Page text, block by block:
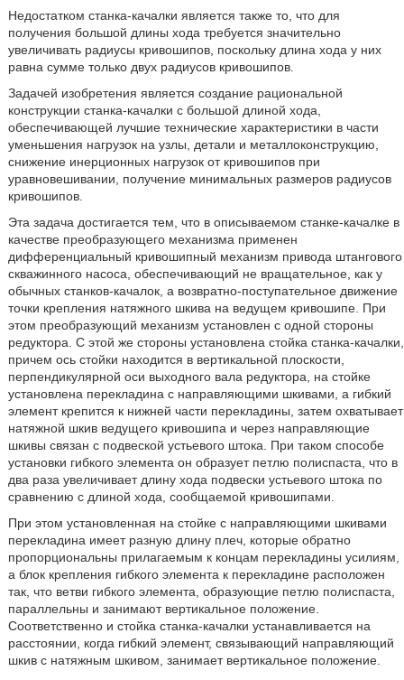
Недостатком станка-качалки является также то, что для
получения большой длины хода требуется значительно
увеличивать радиусы кривошипов, поскольку длина хода у них
равна сумме только двух радиусов кривошипов.
Задачей изобретения является создание рациональной
конструкции станка-качалки с большой длиной хода,
обеспечивающей лучшие технические характеристики в части
уменьшения нагрузок на узлы, детали и металлоконструкцию,
снижение инерционных нагрузок от кривошипов при
уравновешивании, получение минимальных размеров радиусов
кривошипов.
Эта задача достигается тем, что в описываемом станке-качалке в
качестве преобразующего механизма применен
дифференциальный кривошипный механизм привода штангового
скважинного насоса, обеспечивающий не вращательное, как у
обычных станков-качалок, а возвратно-поступательное движение
точки крепления натяжного шкива на ведущем кривошипе. При
этом преобразующий механизм установлен с одной стороны
редуктора. С этой же стороны установлена стойка станка-качалки,
причем ось стойки находится в вертикальной плоскости,
перпендикулярной оси выходного вала редуктора, на стойке
установлена перекладина с направляющими шкивами, а гибкий
элемент крепится к нижней части перекладины, затем охватывает
натяжной шкив ведущего кривошипа и через направляющие
шкивы связан с подвеской устьевого штока. При таком способе
установки гибкого элемента он образует петлю полиспаста, что в
два раза увеличивает длину хода подвески устьевого штока по
сравнению с длиной хода, сообщаемой кривошипами.
При этом установленная на стойке с направляющими шкивами
перекладина имеет разную длину плеч, которые обратно
пропорциональны прилагаемым к концам перекладины усилиям,
а блок крепления гибкого элемента к перекладине расположен
так, что ветви гибкого элемента, образующие петлю полиспаста,
параллельны и занимают вертикальное положение.
Соответственно и стойка станка-качалки устанавливается на
расстоянии, когда гибкий элемент, связывающий направляющий
шкив с натяжным шкивом, занимает вертикальное положение.